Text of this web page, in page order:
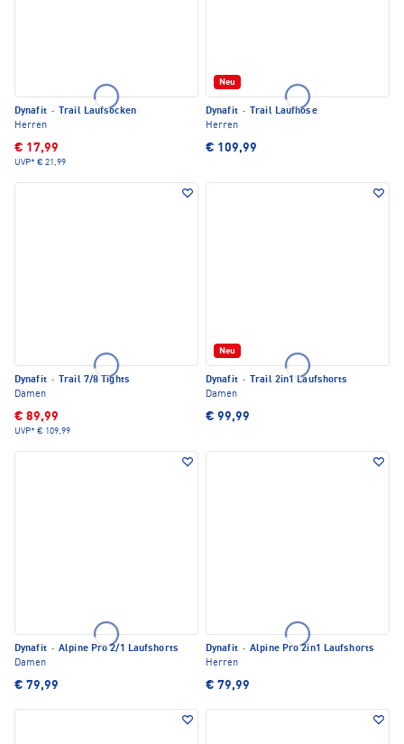
Dynafit ·
Trail Laufsocken
Herren
€ 17,99
UVP* € 21,99
Neu
Dynafit ·
Trail Laufhose
Herren
€ 109,99
Dynafit ·
Trail 7/8 Tights
Damen
€ 89,99
UVP* € 109,99
Neu
Dynafit ·
Trail 2in1 Laufshorts
Damen
€ 99,99
Dynafit · Alpine Pro 2/1 Laufshorts
Damen
€ 79,99
Dynafit · Alpine Pro 2in1 Laufshorts
Herren
€ 79,99